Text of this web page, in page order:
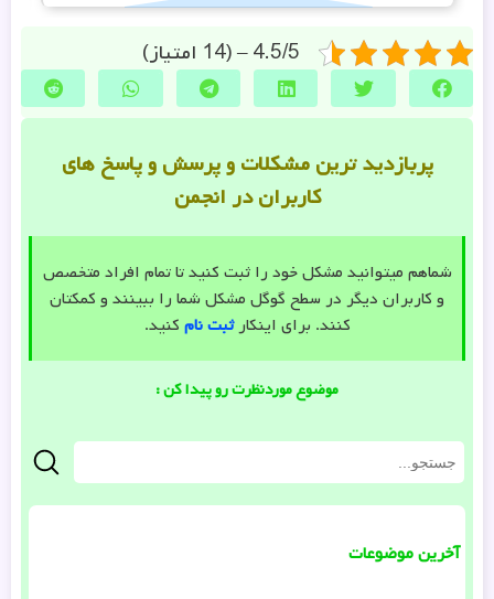
4.5/5 – (14 امتیاز)
پربازدید ترین مشکلات و پرسش و پاسخ های
کاربران در انجمن
شماهم میتوانید مشکل خود را ثبت کنید تا تمام افراد متخصص
و کاربران دیگر در سطح گوگل مشکل شما را ببینند و کمکتان
کنند. برای اینکارثبت نام کنید.
موضوع موردنظرت رو پیدا کن :
آخرین موضوعات